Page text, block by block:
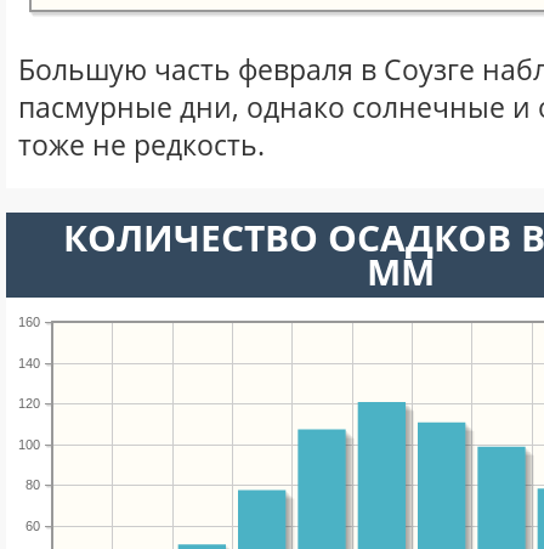
Большую часть февраля в Соузге
пасмурные дни, однако солнечные
тоже не редкость.
КОЛИЧЕСТВО ОСАДКОВ
ММ
60
80
100
120
140
160